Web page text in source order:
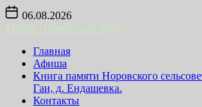
Skip
content
06.08.2026
Главная
Афиша
Книга памяти Норовского
Гаи, д. Ендашевка.
Контакты